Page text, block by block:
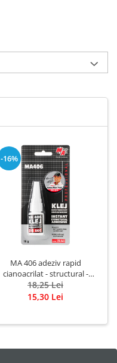
-16%
MA 406 adeziv rapid
cianoacrilat - structural -
blister 10 g
18,25 Lei
15,30 Lei